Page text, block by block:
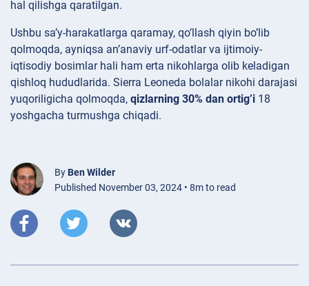
hal qilishga qaratilgan.
Ushbu sa’y-harakatlarga qaramay, qo’llash qiyin bo’lib
qolmoqda, ayniqsa an’anaviy urf-odatlar va ijtimoiy-
iqtisodiy bosimlar hali ham erta nikohlarga olib keladigan
qishloq hududlarida. Sierra Leoneda bolalar nikohi darajasi
yuqoriligicha qolmoqda, qizlarning 30% dan ortig’i 18
yoshgacha turmushga chiqadi.
By Ben Wilder
Published November 03, 2024 • 8m to read